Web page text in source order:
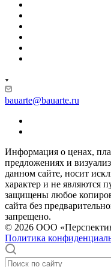
bauarte@bauarte.ru
Информация о ценах,
предложениях и
данном сайте, носит
характер и не являются
защищены любое
сайта без
запрещено.
© 2026 ООО
Политика